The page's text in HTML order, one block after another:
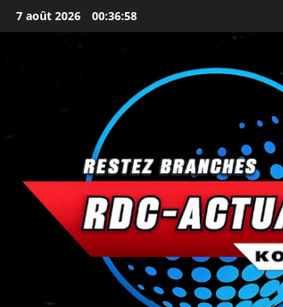
principal
7 août 2026 00:37:00